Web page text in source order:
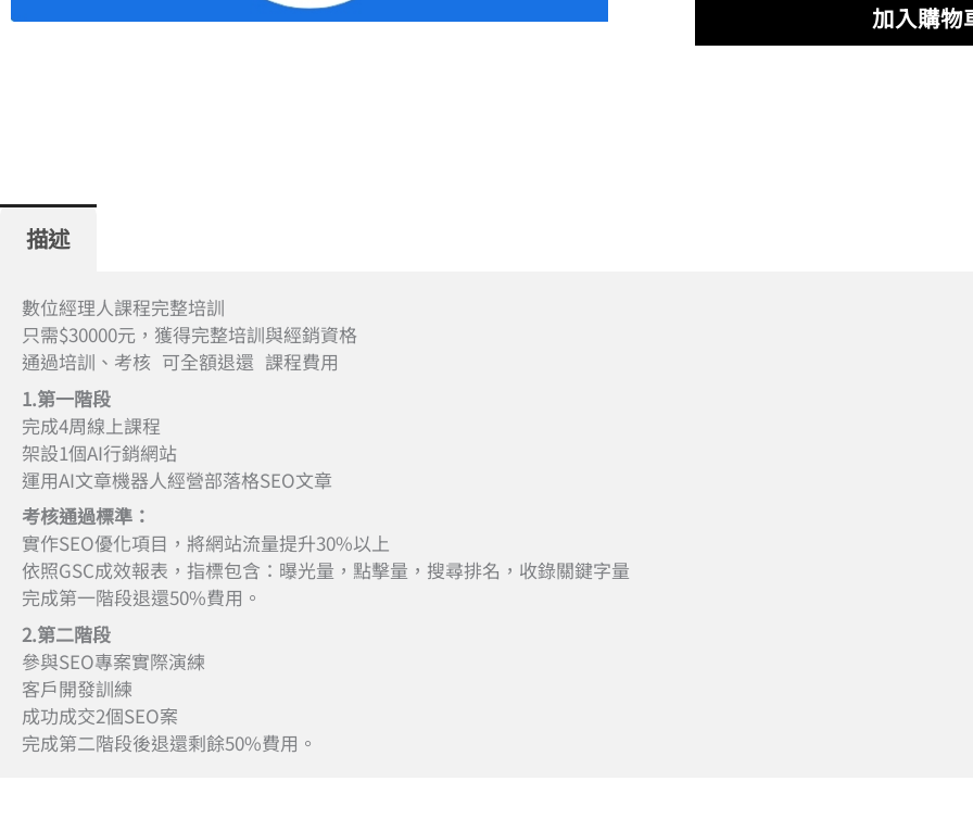
加入購物
描述
數位經理人課程完整培訓
只需$30000元，獲得完整培訓與經銷資格
通過培訓、考核 可全額退還 課程費用
1.第一階段
完成4周線上課程
架設1個AI行銷網站
運用AI文章機器人經營部落格SEO文章
考核通過標準：
實作SEO優化項目，將網站流量提升30%以上
依照GSC成效報表，指標包含：曝光量，點擊量，搜尋排名，收錄關鍵字量
完成第一階段退還50%費用。
2.第二階段
參與SEO專案實際演練
客戶開發訓練
成功成交2個SEO案
完成第二階段後退還剩餘50%費用。